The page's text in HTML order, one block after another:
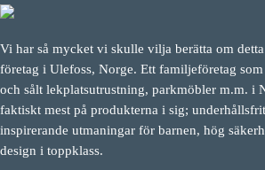
Vi har så mycket vi skulle vilja berätta om
företag i Ulefoss, Norge. Ett familjeföretag
och sålt lekplatsutrustning, parkmöbler m.m. i
faktiskt mest på produkterna i sig;
inspirerande utmaningar för barnen, hög
design i toppklass.